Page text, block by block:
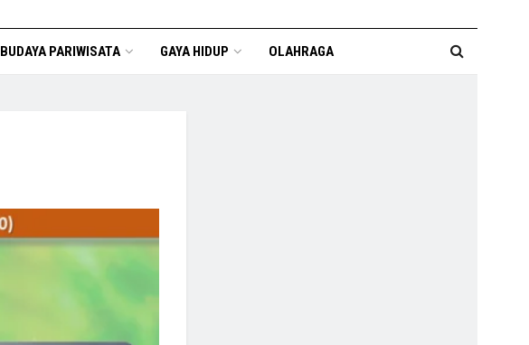
BUDAYA PARIWISATA GAYA HIDUP OLAHRAGA